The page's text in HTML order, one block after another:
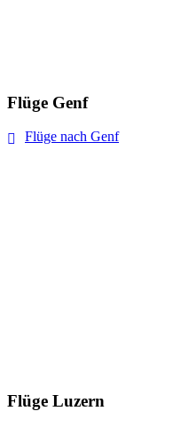
Flüge Genf
Flüge nach Genf
Flüge Luzern